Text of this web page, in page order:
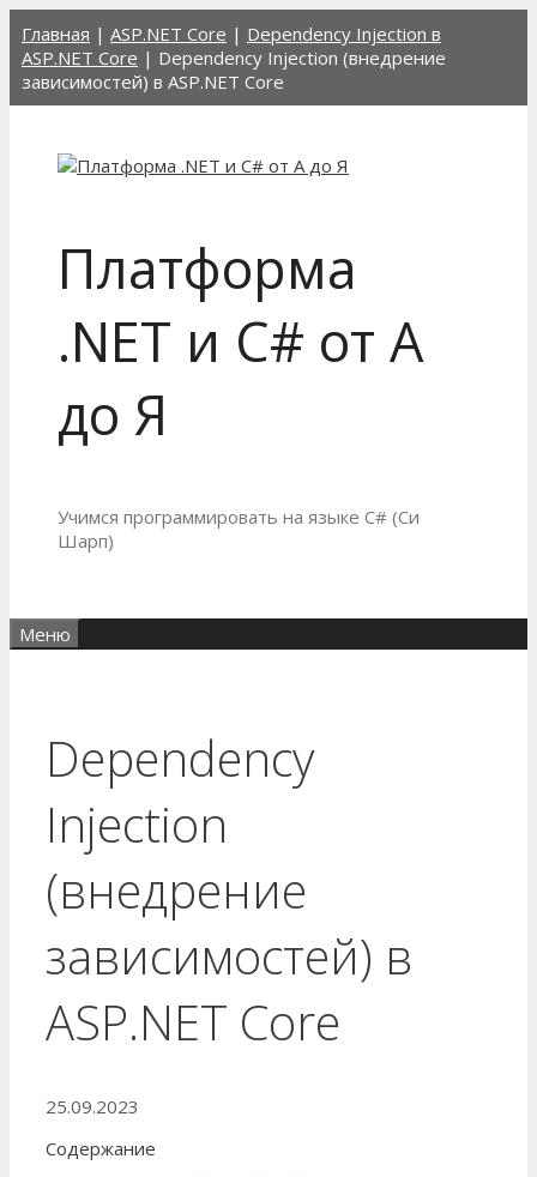
содержимому
Главная | ASP.NET Core | Dependency Injection в
ASP.NET Core | Dependency Injection (внедрение
зависимостей) в ASP.NET Core
Платформа
.NET и C# от А
до Я
Учимся программировать на языке C# (Си
Шарп)
Меню
Dependency
Injection
(внедрение
зависимостей) в
ASP.NET Core
25.09.2023
Содержание